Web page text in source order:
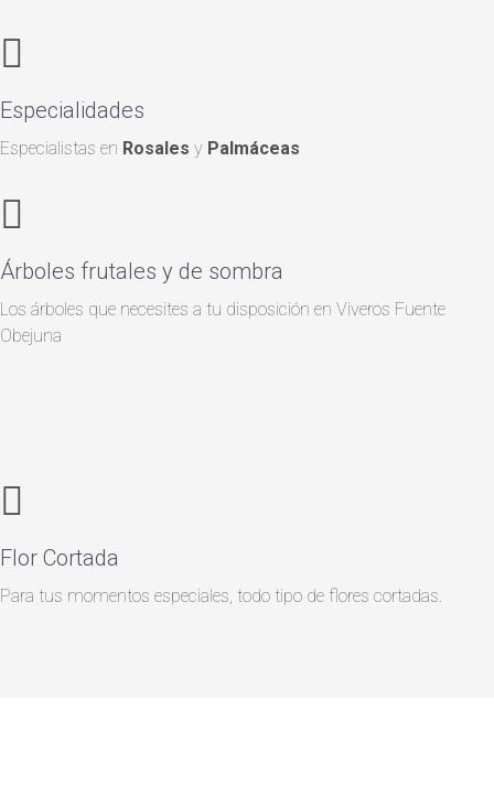
Especialidades
Especialistas en Rosales y Palmáceas
Árboles frutales y de sombra
Los árboles que necesites a tu disposición en Viveros Fuente
Obejuna
Flor Cortada
Para tus momentos especiales, todo tipo de flores cortadas.